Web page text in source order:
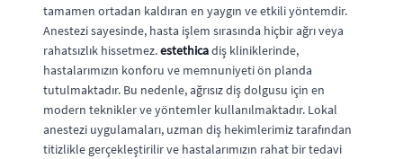
tamamen ortadan kaldıran en yaygın ve etkili yöntemdir.
Anestezi sayesinde, hasta işlem sırasında hiçbir ağrı veya
rahatsızlık hissetmez.estethicadiş kliniklerinde,
hastalarımızın konforu ve memnuniyeti ön planda
tutulmaktadır. Bu nedenle, ağrısız diş dolgusu için en
modern teknikler ve yöntemler kullanılmaktadır. Lokal
anestezi uygulamaları, uzman diş hekimlerimiz tarafından
titizlikle gerçekleştirilir ve hastalarımızın rahat bir tedavi